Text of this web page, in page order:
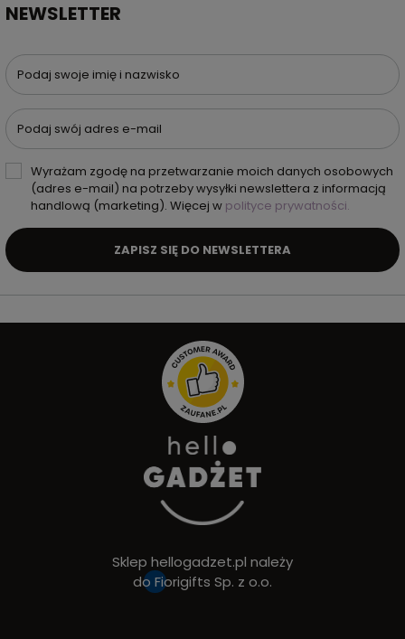
NEWSLETTER
Podaj swoje imię i nazwisko
Podaj swój adres e-mail
Wyrażam zgodę na przetwarzanie moich danych osobowych
(adres e-mail) na potrzeby wysyłki newslettera z informacją
handlową (marketing). Więcej w polityce prywatności.
ZAPISZ SIĘ DO NEWSLETTERA
Sklep hellogadzet.pl należy
do Fiorigifts Sp. z o.o.